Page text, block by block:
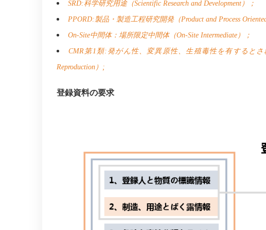
SRD:科学研究用途（Scientific Research and Development ）；
PPORD:製品・製造工程研究開発（Product and Process
On-Site中間体：場所限定中間体（On-Site Intermediate ）；
CMR 第1 類: 発がん性、変異原性、生殖毒性を有すると
Reproduction ） ;
登録資料の要求